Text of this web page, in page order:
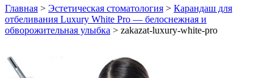
Главная > Эстетическая стоматология > Карандаш для
отбеливания Luxury White Pro — белоснежная и
обворожительная улыбка > zakazat-luxury-white-pro